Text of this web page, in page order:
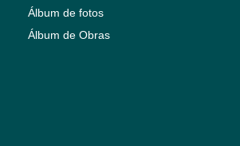
Álbum de fotos
Álbum de Obras